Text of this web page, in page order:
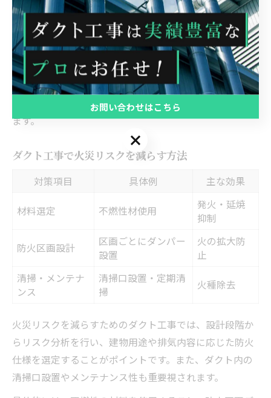
焼防止のために、一定間隔ごとに防火ダンパーを設置
し、排気経路を分断できる構造が推奨されています。
現場例として、飲食店厨房の排気ダクトは、調理火災の
リスクを考慮し、通常のダクトより厚みのある鋼板や二
重構造を採用するケースが多いです。こうした仕様は、
東京都の条例にも合致し、火災時の安全性向上に寄与し
ます。
ダクト工事で火災リスクを減らす方法
対策項目 具体例 主な効果
材料選定 不燃性材使用
発火・延焼
抑制
防火区画設計
区画ごとにダンパー
設置
火の拡大防
止
清掃・メンテナ
ンス
清掃口設置・定期清
掃
火種除去
火災リスクを減らすためのダクト工事では、設計段階か
らリスク分析を行い、建物用途や排気内容に応じた防火
仕様を選定することがポイントです。また、ダクト内の
清掃口設置やメンテナンス性も重要視されます。
お問い合わせはこちら
お問い合わせはこちら